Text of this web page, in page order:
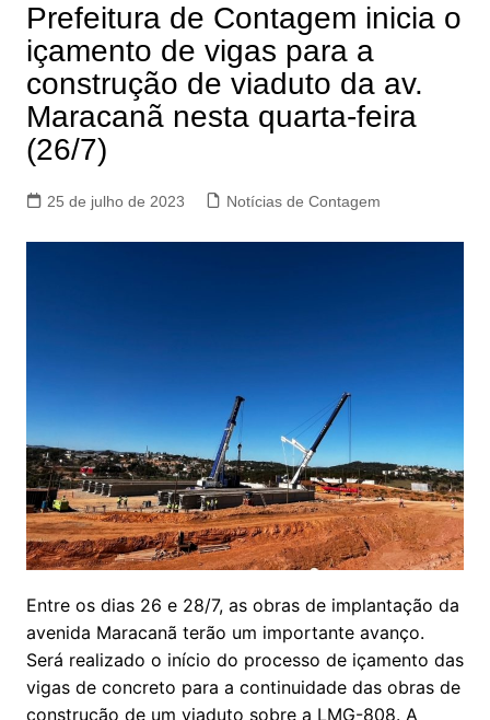
Prefeitura de Contagem inicia o
içamento de vigas para a
construção de viaduto da av.
Maracanã nesta quarta-feira
(26/7)
25 de julho de 2023 Notícias de Contagem
Entre os dias 26 e 28/7, as obras de implantação da
avenida Maracanã terão um importante avanço.
Será realizado o início do processo de içamento das
vigas de concreto para a continuidade das obras de
construção de um viaduto sobre a LMG-808. A